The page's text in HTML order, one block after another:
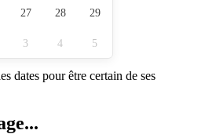
27 28 29
3 4 5
dates pour être certain de ses